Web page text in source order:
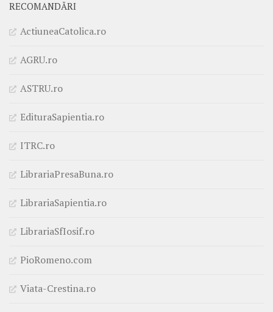
RECOMANDĂRI
ActiuneaCatolica.ro
AGRU.ro
ASTRU.ro
EdituraSapientia.ro
ITRC.ro
LibrariaPresaBuna.ro
LibrariaSapientia.ro
LibrariaSfIosif.ro
PioRomeno.com
Viata-Crestina.ro